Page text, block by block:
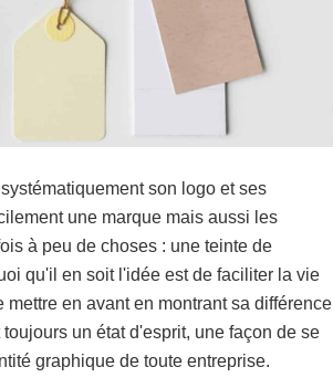
son logo et ses
une marque mais aussi les
à peu de choses : une teinte de
qu'il en soit l'idée est de faciliter la vie
en avant en montrant sa différence
un état d'esprit, une façon de se
graphique de toute entreprise.